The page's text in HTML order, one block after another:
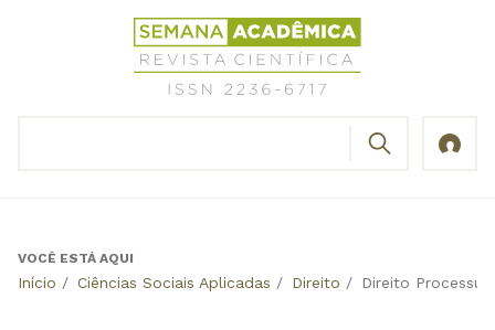
Revista
Científica
Semana
Back
VOCÊ ESTÁ AQUI
Início / Ciências Sociais Aplicadas / Direito / Direito